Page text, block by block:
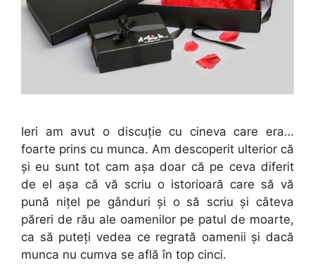
Ieri am avut o discuţie cu cineva care era…
foarte prins cu munca. Am descoperit ulterior că
şi eu sunt tot cam aşa doar că pe ceva diferit
de el aşa că vă scriu o istorioară care să vă
pună niţel pe gânduri şi o să scriu şi câteva
păreri de rău ale oamenilor pe patul de moarte,
ca să puteţi vedea ce regrată oamenii şi dacă
munca nu cumva se află în top cinci.